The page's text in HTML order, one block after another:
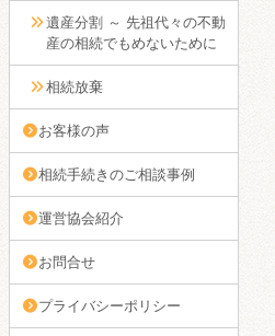
遺産分割 ～ 先祖代々の不動
産の相続でもめないために
相続放棄
お客様の声
相続手続きのご相談事例
運営協会紹介
お問合せ
プライバシーポリシー